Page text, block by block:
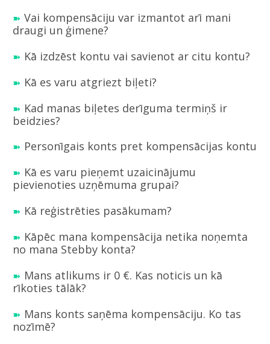
Vai kompensāciju var izmantot arī mani
draugi un ģimene?
Kā izdzēst kontu vai savienot ar citu kontu?
Kā es varu atgriezt biļeti?
Kad manas biļetes derīguma termiņš ir
beidzies?
Personīgais konts pret kompensācijas kontu
Kā es varu pieņemt uzaicinājumu
pievienoties uzņēmuma grupai?
Kā reģistrēties pasākumam?
Kāpēc mana kompensācija netika noņemta
no mana Stebby konta?
Mans atlikums ir 0 €. Kas noticis un kā
rīkoties tālāk?
Mans konts saņēma kompensāciju. Ko tas
nozīmē?